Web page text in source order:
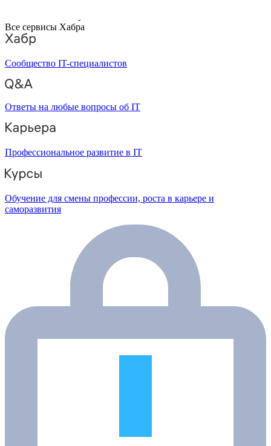
Все сервисы Хабра
Сообщество IT-специалистов
Ответы на любые вопросы об IT
Профессиональное развитие в IT
Обучение для смены профессии, роста в карьере и
саморазвития